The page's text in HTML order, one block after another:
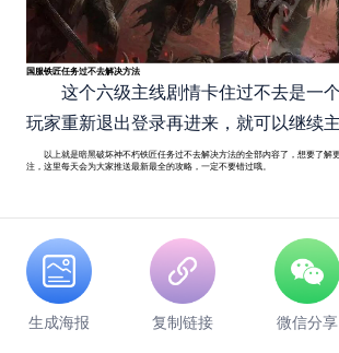
国服铁匠任务过不去解决方法
这个六级主线剧情卡住过不去是一
玩家重新退出登录再进来，就可以继续主
以上就是暗黑破坏神不朽铁匠任务过不去解决方法的全部内容了，想要了解
注，这里每天会为大家推送最新最全的攻略，一定不要错过哦。
生成海报 复制链接 微信分享